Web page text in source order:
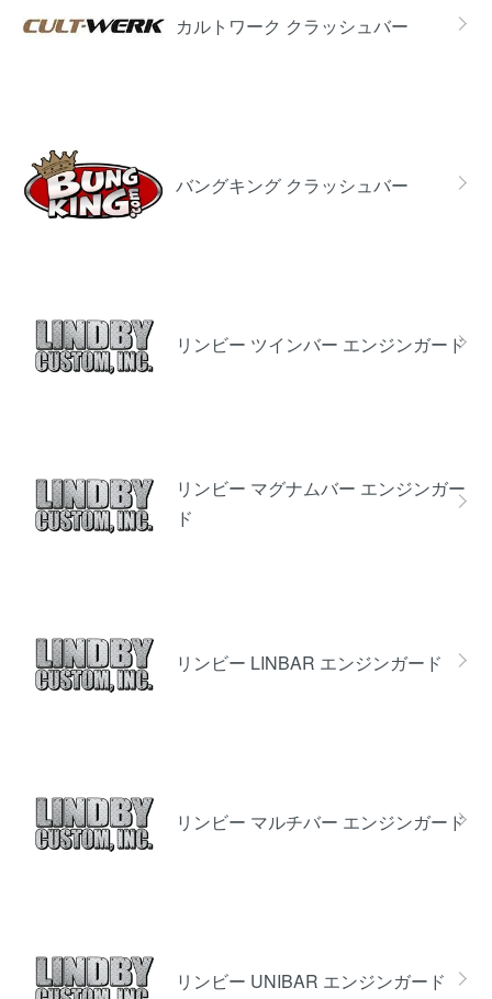
カルトワーク クラッシュバー
バングキング クラッシュバー
リンビー ツインバー エンジンガード
リンビー マグナムバー エンジンガー
ド
リンビー LINBAR エンジンガード
リンビー マルチバー エンジンガード
リンビー UNIBAR エンジンガード